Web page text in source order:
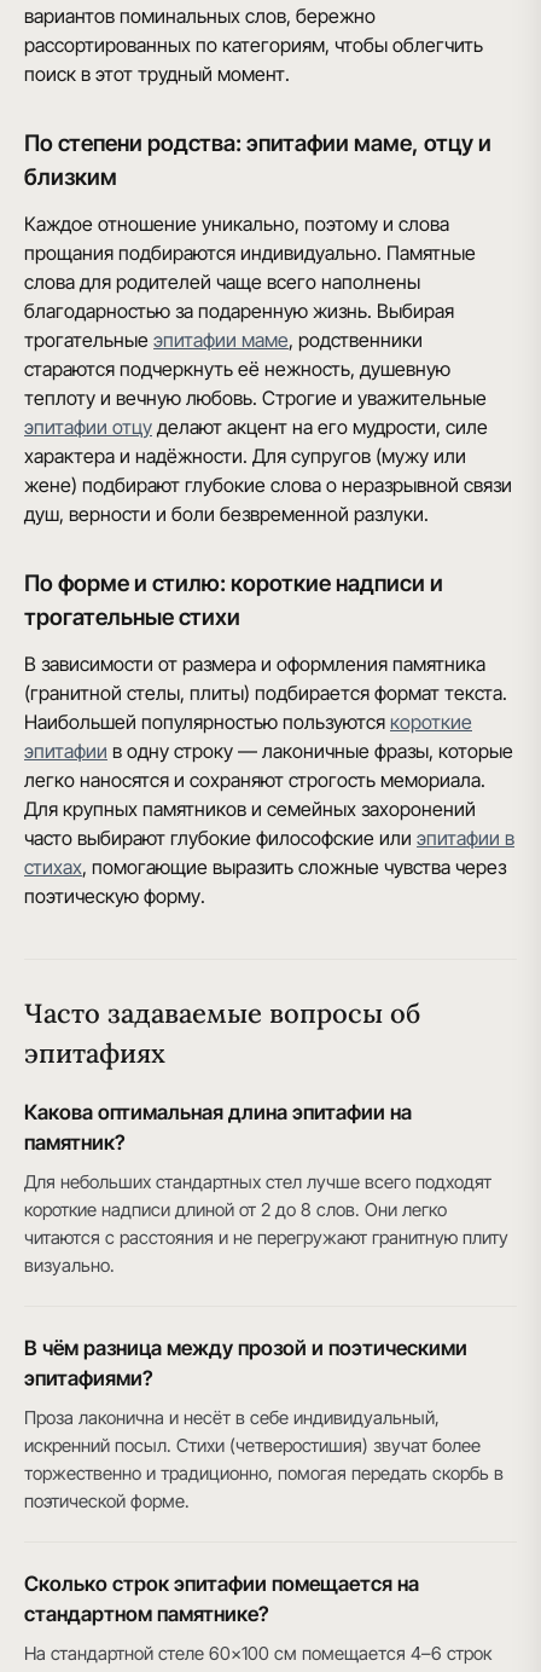
вариантов поминальных слов, бережно
рассортированных по категориям, чтобы облегчить
поиск в этот трудный момент.
По степени родства: эпитафии маме, отцу и
близким
Каждое отношение уникально, поэтому и слова
прощания подбираются индивидуально. Памятные
слова для родителей чаще всего наполнены
благодарностью за подаренную жизнь. Выбирая
трогательные эпитафии маме, родственники
стараются подчеркнуть её нежность, душевную
теплоту и вечную любовь. Строгие и уважительные
эпитафии отцу делают акцент на его мудрости, силе
характера и надёжности. Для супругов (мужу или
жене) подбирают глубокие слова о неразрывной связи
душ, верности и боли безвременной разлуки.
По форме и стилю: короткие надписи и
трогательные стихи
В зависимости от размера и оформления памятника
(гранитной стелы, плиты) подбирается формат текста.
Наибольшей популярностью пользуются короткие
эпитафии в одну строку — лаконичные фразы, которые
легко наносятся и сохраняют строгость мемориала.
Для крупных памятников и семейных захоронений
часто выбирают глубокие философские или эпитафии в
стихах, помогающие выразить сложные чувства через
поэтическую форму.
Часто задаваемые вопросы об
эпитафиях
Какова оптимальная длина эпитафии на
памятник?
Для небольших стандартных стел лучше всего подходят
короткие надписи длиной от 2 до 8 слов. Они легко
читаются с расстояния и не перегружают гранитную плиту
визуально.
В чём разница между прозой и поэтическими
эпитафиями?
Проза лаконична и несёт в себе индивидуальный,
искренний посыл. Стихи (четверостишия) звучат более
торжественно и традиционно, помогая передать скорбь в
поэтической форме.
Сколько строк эпитафии помещается на
стандартном памятнике?
На стандартной стеле 60×100 см помещается 4–6 строк